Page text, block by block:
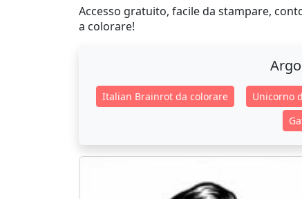
Accesso gratuito, facile da stampare,
a colorare!
Italian Brainrot da colorare Unicorno